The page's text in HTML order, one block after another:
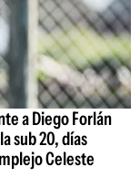
a Diego Forlán
sub 20, días
Celeste